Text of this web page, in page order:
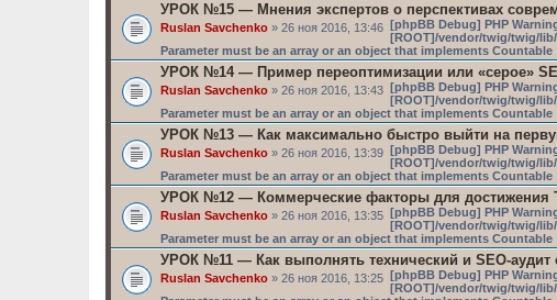
УРОК №15 — Мнения экспертов о перспективах
Ruslan Savchenko » 26 ноя 2016, 13:46 [phpBB Debug] PHP
[ROOT]/vendor/twig/twig/
Parameter must be an array or an object that implements Countable
УРОК №14 — Пример переоптимизации или «серое»
Ruslan Savchenko » 26 ноя 2016, 13:43 [phpBB Debug] PHP
[ROOT]/vendor/twig/twig/
Parameter must be an array or an object that implements Countable
УРОК №13 — Как максимально быстро выйти на
Ruslan Savchenko » 26 ноя 2016, 13:39 [phpBB Debug] PHP
[ROOT]/vendor/twig/twig/
Parameter must be an array or an object that implements Countable
УРОК №12 — Коммерческие факторы для достижения
Ruslan Savchenko » 26 ноя 2016, 13:35 [phpBB Debug] PHP
[ROOT]/vendor/twig/twig/
Parameter must be an array or an object that implements Countable
УРОК №11 — Как выполнять технический и SEO-аудит
Ruslan Savchenko » 26 ноя 2016, 13:25 [phpBB Debug] PHP
[ROOT]/vendor/twig/twig/